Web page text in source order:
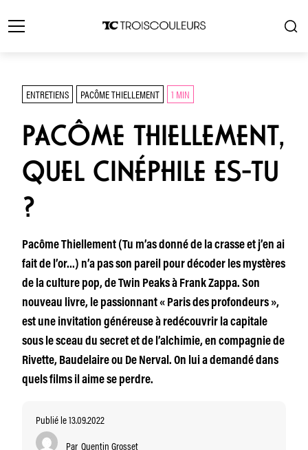
ENTRETIENS PACÔME THIELLEMENT 1 MIN
PACÔME THIELLEMENT,
QUEL CINÉPHILE ES-TU
?
Pacôme Thiellement (Tu m’as donné de la crasse et j’en ai
fait de l’or…) n’a pas son pareil pour décoder les mystères
de la culture pop, de Twin Peaks à Frank Zappa. Son
nouveau livre, le passionnant « Paris des profondeurs »,
est une invitation généreuse à redécouvrir la capitale
sous le sceau du secret et de l’alchimie, en compagnie de
Rivette, Baudelaire ou De Nerval. On lui a demandé dans
quels films il aime se perdre.
Publié le 13.09.2022
Par Quentin Grosset